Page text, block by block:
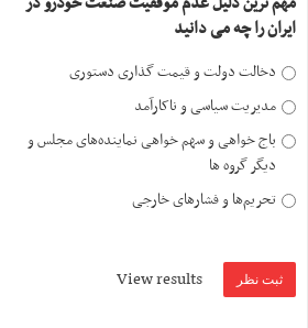
ایران را چه می دانید
دخالت دولت و قیمت گذاری دستوری
مدیریت سیاسی و ناکارآمد
باج خواهی و سهم خواهی نماینده‌های مجلس و
دیگر گروه ها
تحریم‌ها و فشارهای خارجی
View results